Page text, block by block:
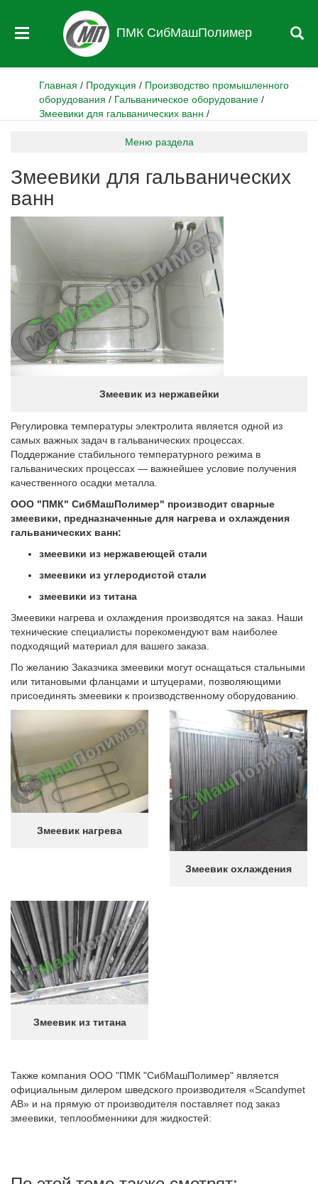
ПМК СибМашПолимер
Главная / Продукция / Производство промышленного
оборудования / Гальваническое оборудование /
Змеевики для гальванических ванн /
Меню раздела
Змеевики для гальванических
ванн
Змеевик из нержавейки
Регулировка температуры электролита является одной из
самых важных задач в гальванических процессах.
Поддержание стабильного температурного режима в
гальванических процессах — важнейшее условие получения
качественного осадки металла.
ООО "ПМК" СибМашПолимер" производит сварные
змеевики, предназначенные для нагрева и охлаждения
гальванических ванн:
змеевики из нержавеющей стали
змеевики из углеродистой стали
змеевики из титана
Змеевики нагрева и охлаждения производятся на заказ. Наши
технические специалисты порекомендуют вам наиболее
подходящий материал для вашего заказа.
По желанию Заказчика змеевики могут оснащаться стальными
или титановыми фланцами и штуцерами, позволяющими
присоединять змеевики к производственному оборудованию.
Змеевик нагрева
Змеевик охлаждения
Змеевик из титана
Также компания ООО "ПМК "СибМашПолимер" является
официальным дилером шведского производителя «Scandymet
AB» и на прямую от производителя поставляет под заказ
змеевики, теплообменники для жидкостей: